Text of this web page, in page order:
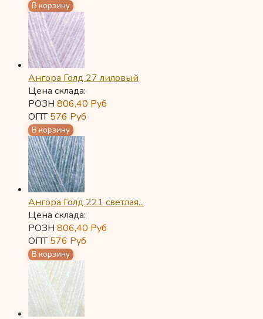
Ангора Голд 27 лиловый
Цена склада:
РОЗН 806,40 Руб
ОПТ576 Руб
Ангора Голд 221 светлая...
Цена склада:
РОЗН 806,40 Руб
ОПТ576 Руб